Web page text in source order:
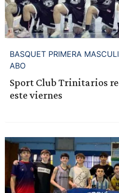
BASQUET PRIMERA
ABO
Sport Club Trinitarios
este viernes